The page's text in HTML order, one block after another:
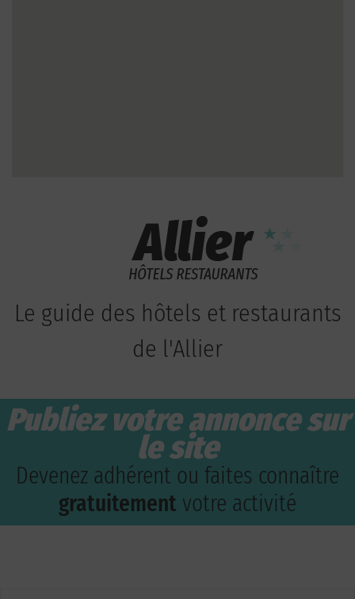
Le guide des hôtels et restaurants
de l'Allier
Publiez votre annonce sur
le site
Devenez adhérent ou faites connaître
gratuitement votre activité